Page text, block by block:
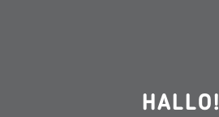
HALLO!